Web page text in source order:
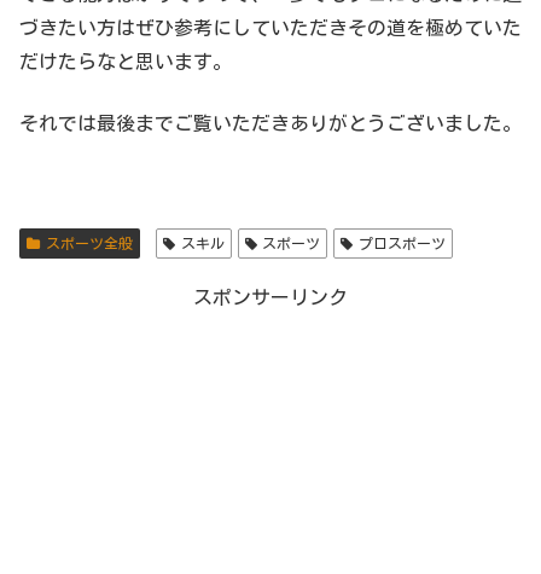
づきたい方はぜひ参考にしていただきその道を極めていた
だけたらなと思います。
それでは最後までご覧いただきありがとうございました。
スポーツ全般 スキル スポーツ プロスポーツ
スポンサーリンク